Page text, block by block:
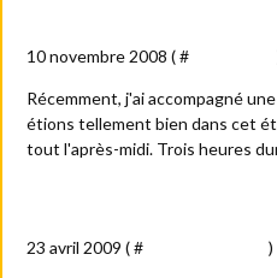
10 novembre 2008 ( #
Récemment, j'ai accompagné
étions tellement bien dans cet
tout l'après-midi. Trois heures
23 avril 2009 ( # )